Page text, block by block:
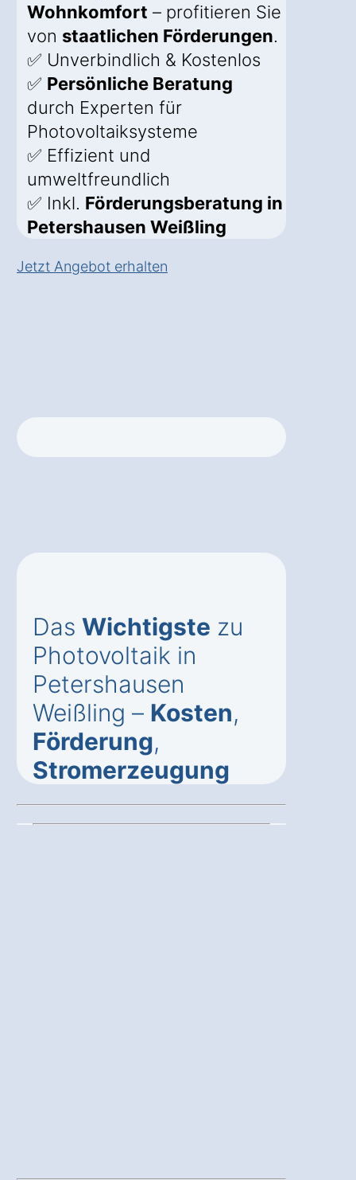
Wohnkomfort – profitieren Sie
von staatlichen Förderungen.
✅ Unverbindlich & Kostenlos
✅ Persönliche Beratung
durch Experten für
Photovoltaiksysteme
✅ Effizient und
umweltfreundlich
✅ Inkl. Förderungsberatung in
Petershausen Weißling
Jetzt Angebot erhalten
Das Wichtigste zu
Photovoltaik in
Petershausen
Weißling – Kosten,
Förderung,
Stromerzeugung